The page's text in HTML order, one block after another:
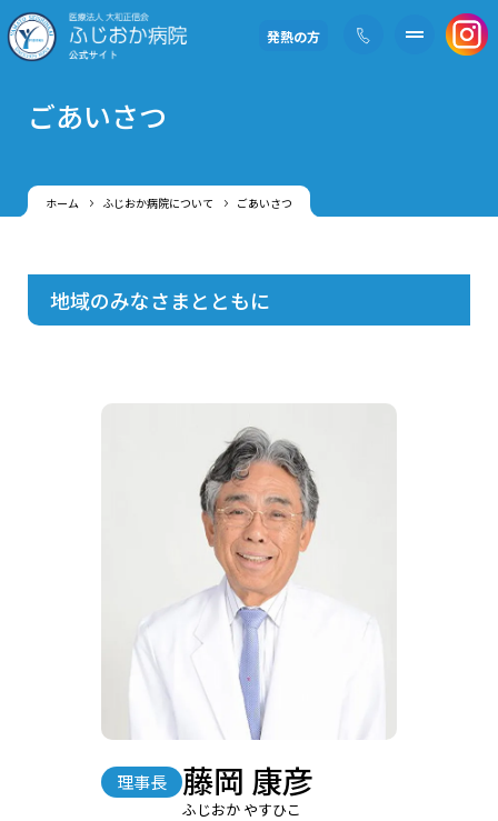
発熱の方
ごあいさつ
ホーム ふじおか病院について ごあいさつ
地域のみなさまとともに
理事⻑ 藤岡 康彦
ふじおか やすひこ